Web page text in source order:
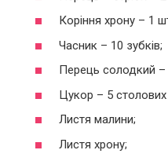
Коріння хрону – 1
Часник – 10 зубків;
Перець солодкий –
Цукор – 5
Листя малини;
Листя хрону;